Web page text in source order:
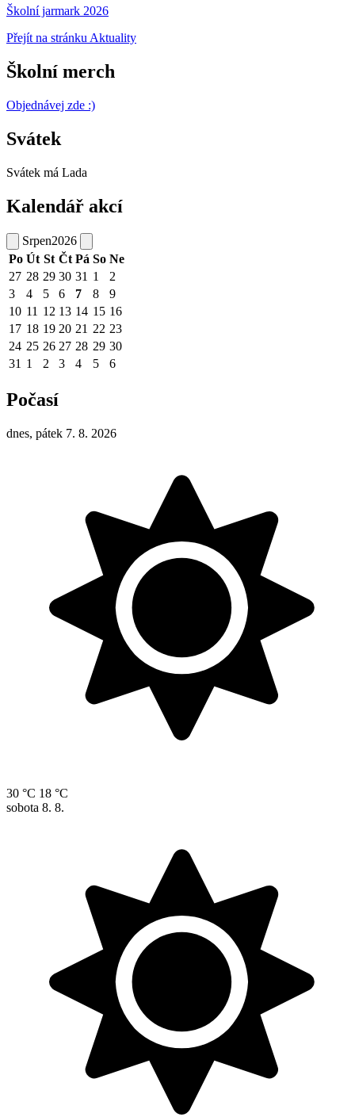
Školní jarmark 2026
Přejít na stránku Aktuality
Školní merch
Objednávej zde :)
Svátek
Svátek má Lada
Kalendář akcí
Srpen2026
Po Út St Čt Pá So Ne
27 28 29 30 31 1
2
3
4 5 6 7 8
9
10 11 12 13 14 15 16
17 18 19 20 21 22 23
24 25 26 27 28 29 30
31 1 2 3 4 5 6
Počasí
dnes, pátek 7. 8. 2026
30 °C 18 °C
sobota 8. 8.